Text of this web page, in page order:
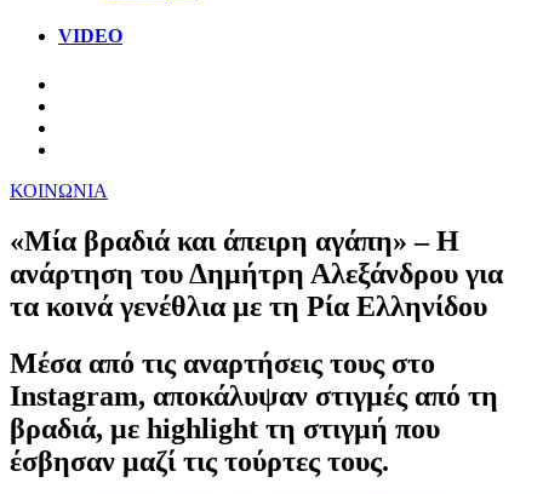
VIDEO
ΚΟΙΝΩΝΙΑ
«Μία βραδιά και άπειρη αγάπη» – Η
ανάρτηση του Δημήτρη Αλεξάνδρου για
τα κοινά γενέθλια με τη Ρία Ελληνίδου
Μέσα από τις αναρτήσεις τους στο
Instagram, αποκάλυψαν στιγμές από τη
βραδιά, με highlight τη στιγμή που
έσβησαν μαζί τις τούρτες τους.